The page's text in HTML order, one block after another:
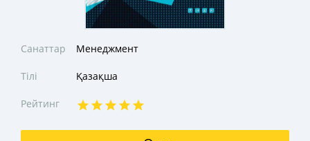
Санаттар Менеджмент
Тілі Қазақша
Рейтинг